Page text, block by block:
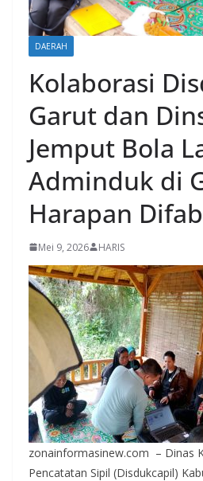
DAERAH
Kolaborasi
Garut dan
Jemput Bola
Adminduk di
Harapan
Mei 9, 2026 HARIS
zonainformasinew.com – Dinas
Pencatatan Sipil (Disdukcapil)